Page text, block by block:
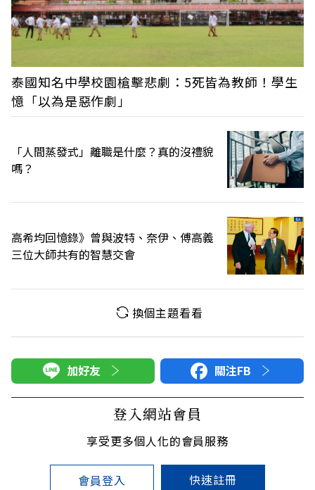
泰國知名中學校園槍擊悲劇：5死皆為教師！學生
憶「以為是惡作劇」
「人間蒸發式」離職是什麼？真的沒禮貌
嗎？
高希均回憶錄》曾與波特、奈伊、傅高義
三位大師共有的智慧交會
換個主題看看
加好友 關注FB
登入網站會員
享受更多個人化的會員服務
會員登入 快速註冊